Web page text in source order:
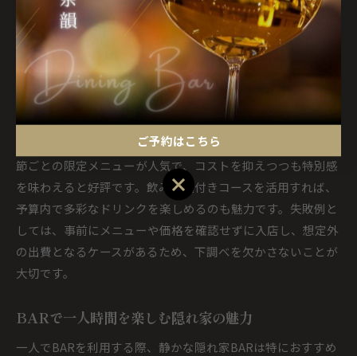
BAR通の方々が隠れ家BARを選ぶ大きな理由は、価格以上の
満足感を得られる点にあります。隠れ家BARでは、オーダー
メイドのカクテルや旬の料理がリーズナブルに提供されてお
り、コスパの高さが際立ちます。おしゃれなのに気取らず過
ごせる雰囲気も、リピーターが多い理由の一つです。
例えば、広島エリアのBARでは、地元食材を使った料理や季
節ごとの限定メニューが人気で、コストを抑えつつも特別感
を味わえると好評です。飲み放題付きコースを活用すれば、
予算内で多彩なドリンクを楽しめるのも魅力です。失敗例と
しては、事前にメニューや価格を確認せずに入店し、想定外
の出費となるケースがあるため、下調べを欠かさないことが
大切です。
BARで一人時間を楽しむ隠れ家の魅力
一人でBARを利用する際、静かな隠れ家BARは特におすすめ
ご予約はこちら
ご予約はこちら